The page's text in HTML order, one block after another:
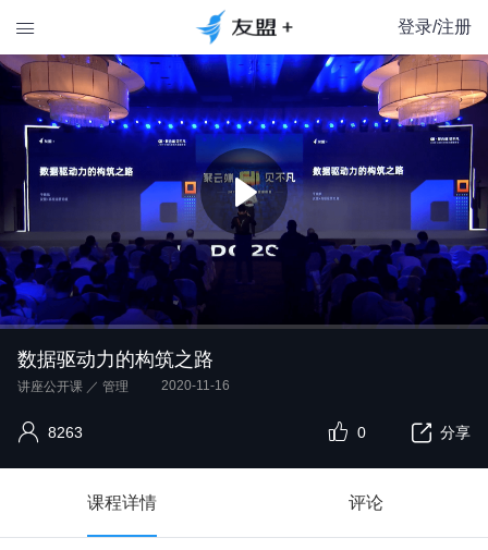
 登录/注册
数据驱动力的构筑之路
讲座公开课 ／ 管理 2020-11-16
8263 分享
0
课程详情 评论